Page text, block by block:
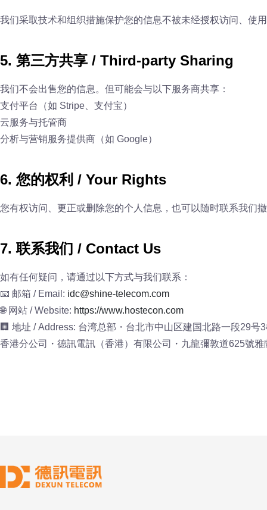
我们采取技术和组织措施保护您的信息不被未经授权访问、使
5. 第三方共享 / Third-party Sharing
我们不会出售您的信息。但可能会与以下服务商共享：
支付平台（如 Stripe、支付宝）
云服务与托管商
分析与营销服务提供商（如 Google）
6. 您的权利 / Your Rights
您有权访问、更正或删除您的个人信息，也可以随时联系我们
7. 联系我们 / Contact Us
如有任何疑问，请通过以下方式与我们联系：
📧 邮箱 / Email: idc@shine-telecom.com
🌐 网站 / Website: https://www.hostecon.com
🏢 地址 / Address: 台湾总部・台北市中山区建国北路一段29号
香港分公司・德訊電訊（香港）有限公司・九龍彌敦道625號